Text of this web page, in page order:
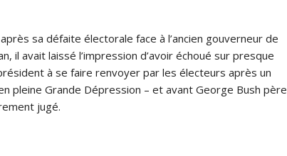
sa défaite électorale face à l’ancien gouverneur de
il avait laissé l’impression d’avoir échoué sur presque
à se faire renvoyer par les électeurs après un
pleine Grande Dépression – et avant George Bush père
jugé.